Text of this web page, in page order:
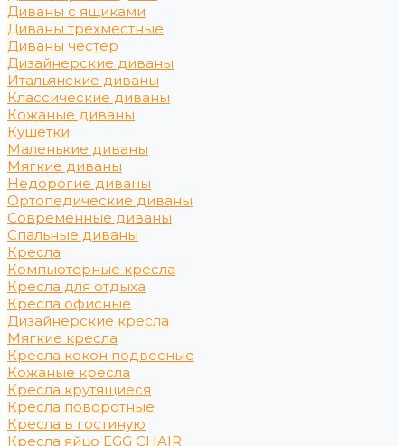
Диваны с ящиками
Диваны трехместные
Диваны честер
Дизайнерские диваны
Итальянские диваны
Классические диваны
Кожаные диваны
Кушетки
Маленькие диваны
Мягкие диваны
Недорогие диваны
Ортопедические диваны
Современные диваны
Спальные диваны
Кресла
Компьютерные кресла
Кресла для отдыха
Кресла офисные
Дизайнерские кресла
Мягкие кресла
Кресла кокон подвесные
Кожаные кресла
Кресла крутящиеся
Кресла поворотные
Кресла в гостиную
Кресла яйцо EGG CHAIR